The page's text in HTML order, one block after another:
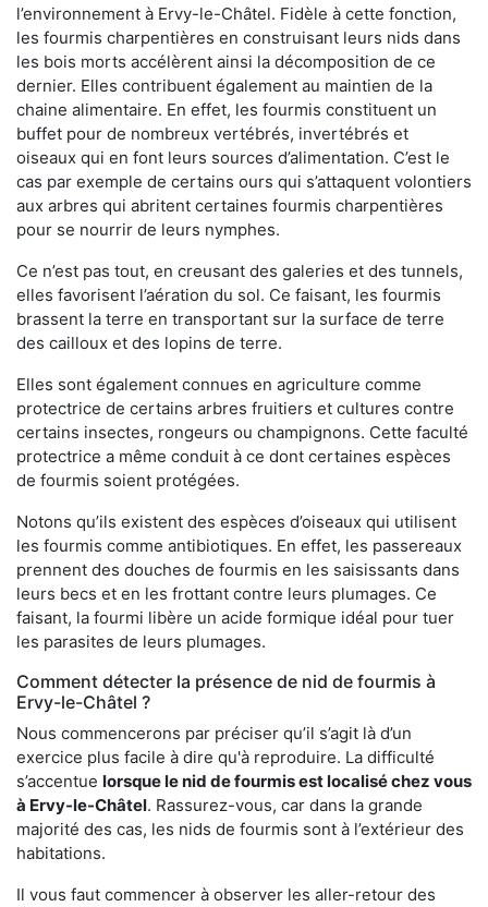
l’environnement à Ervy-le-Châtel. Fidèle à cette fonction,
les fourmis charpentières en construisant leurs nids dans
les bois morts accélèrent ainsi la décomposition de ce
dernier. Elles contribuent également au maintien de la
chaine alimentaire. En effet, les fourmis constituent un
buffet pour de nombreux vertébrés, invertébrés et
oiseaux qui en font leurs sources d’alimentation. C’est le
cas par exemple de certains ours qui s’attaquent volontiers
aux arbres qui abritent certaines fourmis charpentières
pour se nourrir de leurs nymphes.
Ce n’est pas tout, en creusant des galeries et des tunnels,
elles favorisent l’aération du sol. Ce faisant, les fourmis
brassent la terre en transportant sur la surface de terre
des cailloux et des lopins de terre.
Elles sont également connues en agriculture comme
protectrice de certains arbres fruitiers et cultures contre
certains insectes, rongeurs ou champignons. Cette faculté
protectrice a même conduit à ce dont certaines espèces
de fourmis soient protégées.
Notons qu’ils existent des espèces d’oiseaux qui utilisent
les fourmis comme antibiotiques. En effet, les passereaux
prennent des douches de fourmis en les saisissants dans
leurs becs et en les frottant contre leurs plumages. Ce
faisant, la fourmi libère un acide formique idéal pour tuer
les parasites de leurs plumages.
Comment détecter la présence de nid de fourmis à
Ervy-le-Châtel ?
Nous commencerons par préciser qu’il s’agit là d’un
exercice plus facile à dire qu'à reproduire. La difficulté
s’accentue lorsque le nid de fourmis est localisé chez vous
à Ervy-le-Châtel. Rassurez-vous, car dans la grande
majorité des cas, les nids de fourmis sont à l’extérieur des
habitations.
Il vous faut commencer à observer les aller-retour des